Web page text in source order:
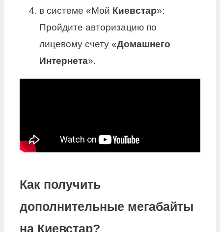
в системе «Мой Киевстар»:
Пройдите авторизацию по
лицевому счету «Домашнего
Интернета».
Как получить
дополнительные мегабайты
на Киевстар?